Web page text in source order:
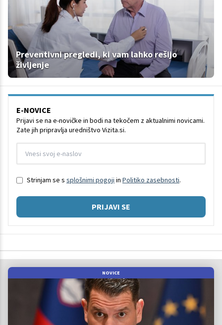
Preventivni pregledi, ki vam lahko rešijo
življenje
E-NOVICE
Prijavi se na e-novičke in bodi na tekočem z aktualnimi novicami.
Zate jih pripravlja uredništvo Vizita.si.
Strinjam se s splošnimi pogoji in Politiko zasebnosti.
PRIJAVI SE
NOVICE